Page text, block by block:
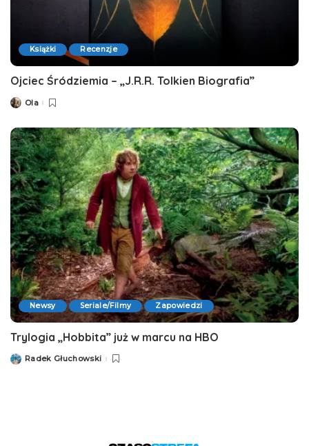
Książki Recenzje
Ojciec Śródziemia – „J.R.R. Tolkien Biografia”
Posted
Ola
Newsy Seriale/Filmy Zapowiedzi
Trylogia „Hobbita” już w marcu na HBO
PostedRadek Głuchowski